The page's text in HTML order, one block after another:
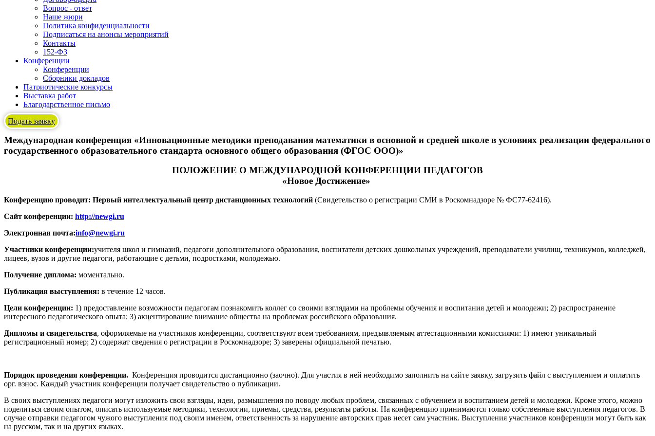
Вопрос - ответ
Наше жюри
Политика конфиденциальности
Подписаться на анонсы мероприятий
Контакты
152-ФЗ
Конференции
Конференции
Сборники докладов
Патриотические конкурсы
Выставка работ
Благодарственное письмо
Подать заявку
Международная конференция «Инновационные методики преподавания математики в основной и средней школе в условиях реализации федерального
государственного образовательного стандарта основного общего образования (ФГОС ООО)»
ПОЛОЖЕНИЕ О МЕЖДУНАРОДНОЙ КОНФЕРЕНЦИИ ПЕДАГОГОВ
«Новое Достижение»
Конференцию проводит: Первый интеллектуальный центр дистанционных технологий (Свидетельство о регистрации СМИ в Роскомнадзоре № ФС77-62416).
Сайт конференции: http://newgi.ru
Электронная почта:info@newgi.ru
Участники конференции:учителя школ и гимназий, педагоги дополнительного образования, воспитатели детских дошкольных учреждений, преподаватели училищ, техникумов, колледжей,
лицеев, вузов и другие педагоги, работающие с детьми, подростками, молодежью.
Получение диплома: моментально.
Публикация выступления: в течение 12 часов.
Цели конференции: 1) предоставление возможности педагогам познакомить коллег со своими взглядами на проблемы обучения и воспитания детей и молодежи; 2) распространение
интересного педагогического опыта; 3) акцентирование внимание общества на проблемах российского образования.
Дипломы и свидетельства, оформляемые на участников конференции, соответствуют всем требованиям, предъявляемым аттестационными комиссиями: 1) имеют уникальный
регистрационный номер; 2) содержат сведения о регистрации в Роскомнадзоре; 3) заверены официальной печатью.
Порядок проведения конференции. Конференция проводится дистанционно (заочно). Для участия в ней необходимо заполнить на сайте заявку, загрузить файл с выступлением и оплатить
орг. взнос. Каждый участник конференции получает cвидетельство о публикации.
В своих выступлениях педагоги могут изложить свои взгляды, идеи, размышления по поводу любых проблем, связанных с обучением и воспитанием детей и молодежи. Кроме этого, можно
поделиться своим опытом, описать используемые методики, технологии, приемы, средства, результаты работы. На конференцию принимаются только собственные выступления педагогов. В
случае отправки педагогом чужого выступления под своим именем, ответственность за нарушение авторских прав несет сам участник. Выступления участников конференции могут быть как
на русском, так и на других языках.